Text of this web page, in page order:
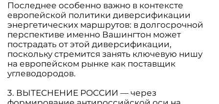
Последнее особенно важно в контексте
европейской политики диверсификации
энергетических маршрутов: в долгосрочной
перспективе именно Вашингтон может
пострадать от этой диверсификации,
поскольку стремится занять ключевую нишу
на европейском рынке как поставщик
углеводородов.
3. ВЫТЕСНЕНИЕ РОССИИ — через